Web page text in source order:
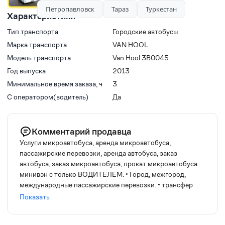
Характеристики
Тип транспорта
Городские автобусы
Марка транспорта
VAN HOOL
Модель транспорта
Van Hool 3B0045
Год выпуска
2013
Минимальное время заказа, ч
3
С оператором(водитель)
Да
Комментарий продавца
Услуги микроавтобуса, аренда микроавтобуса,
пассажирские перевозки, аренда автобуса, заказ
автобуса, заказ микроавтобуса, прокат микроавтобуса
минивэн с только ВОДИТЕЛЕМ. • Город, межгород,
международные пассажирские перевозки. • трансфер
(встречи/проводы с аэропортов и вокзалов), в том числе
междугородние и международные пассажирские
Показать
Петропавловск Тараз Туркестан